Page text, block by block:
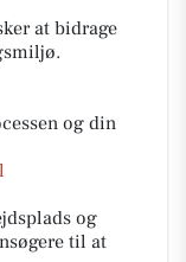
at bidrage
og din
og
til at